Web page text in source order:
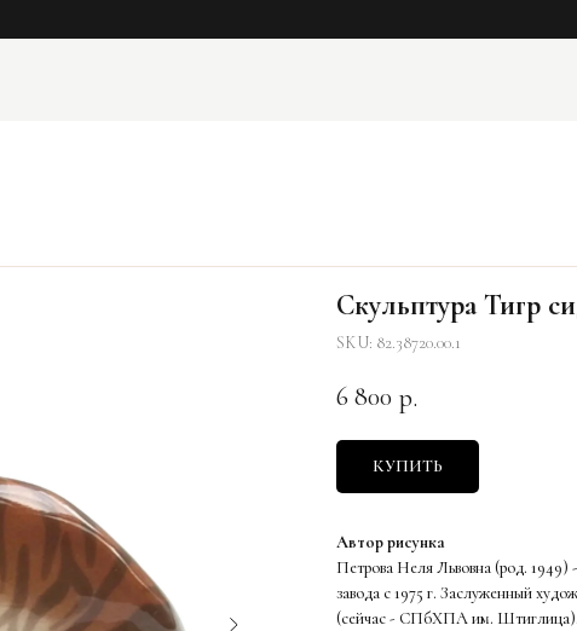
Скульптура Тигр
SKU: 82.38720.00.1
6 800 р.
КУПИТЬ
Автор рисунка
Петрова Неля Львовна (род.
завода с 1975 г. Заслуженный
(сейчас - СПбХПА им. Штиглица).